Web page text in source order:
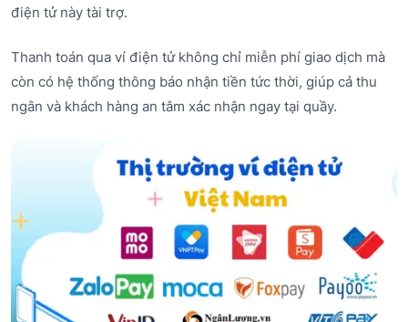
điện tử này tài trợ.
Thanh toán qua ví điện tử không chỉ miễn phí giao dịch mà
còn có hệ thống thông báo nhận tiền tức thời, giúp cả thu
ngân và khách hàng an tâm xác nhận ngay tại quầy.